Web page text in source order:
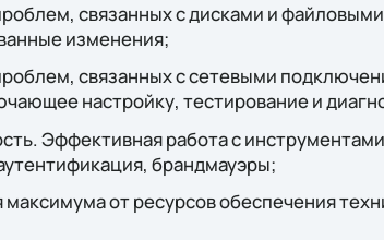
связанных с дисками и
изменения;
связанных с сетевыми
настройку, тестирование и
Эффективная работа с
брандмауэры;
от ресурсов обеспечения